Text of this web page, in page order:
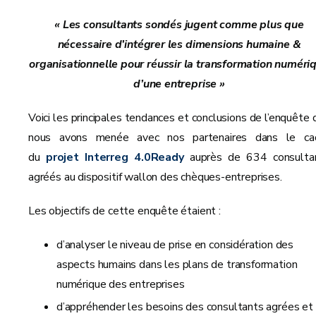
« Les consultants sondés jugent comme plus que
nécessaire d’intégrer les dimensions humaine &
organisationnelle pour réussir la transformation
d’une entreprise »
Voici les principales tendances et conclusions de l’enquête
nous avons menée avec nos partenaires dans le
du projet Interreg 4.0Ready auprès de 634
agréés au dispositif wallon des chèques-entreprises.
Les objectifs de cette enquête étaient :
d’analyser le niveau de prise en considération des
aspects humains dans les plans de transformation
numérique des entreprises
d’appréhender les besoins des consultants agrées et